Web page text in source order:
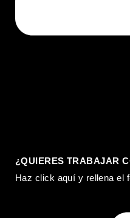
¿QUIERES TRABAJAR
Haz click aquí y rellena el